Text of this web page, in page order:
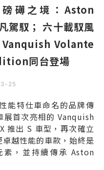
礡之境：Aston
駕馭； 六十載馭風
Vanquish Volante
同台登場
25
能特仕車命名的品牌傳
展首次亮相的 Vanquish
推出 S 車型，再次確立
越性能的車款，始終是
素，並持續傳承 Aston